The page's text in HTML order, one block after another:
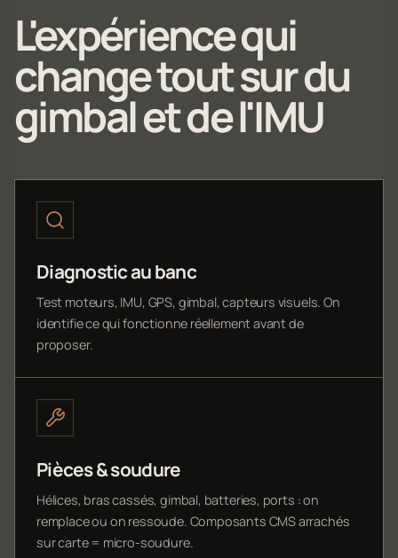
L'expérience qui
change tout sur du
gimbal et de l'IMU
Diagnostic au banc
Test moteurs, IMU, GPS, gimbal, capteurs visuels. On
identifie ce qui fonctionne réellement avant de
proposer.
Pièces & soudure
Hélices, bras cassés, gimbal, batteries, ports : on
remplace ou on ressoude. Composants CMS arrachés
sur carte = micro-soudure.